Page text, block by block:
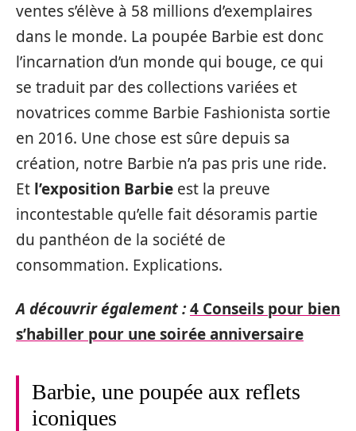
ventes s’élève à 58 millions d’exemplaires
dans le monde. La poupée Barbie est donc
l’incarnation d’un monde qui bouge, ce qui
se traduit par des collections variées et
novatrices comme Barbie Fashionista sortie
en 2016. Une chose est sûre depuis sa
création, notre Barbie n’a pas pris une ride.
Et l’exposition Barbie est la preuve
incontestable qu’elle fait désoramis partie
du panthéon de la société de
consommation. Explications.
A découvrir également :4 Conseils pour bien
s’habiller pour une soirée anniversaire
Barbie, une poupée aux reflets
iconiques